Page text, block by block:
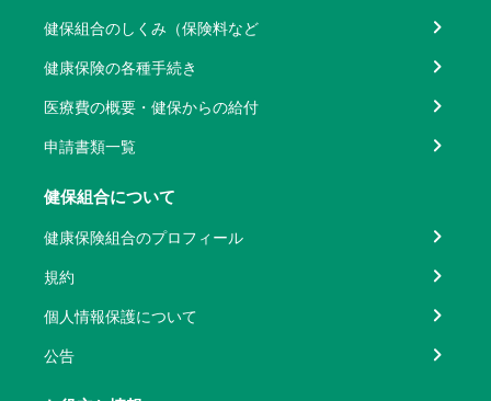
健保組合のしくみ（保険料など
健康保険の各種手続き
医療費の概要・健保からの給付
申請書類一覧
健保組合について
健康保険組合のプロフィール
規約
個人情報保護について
公告